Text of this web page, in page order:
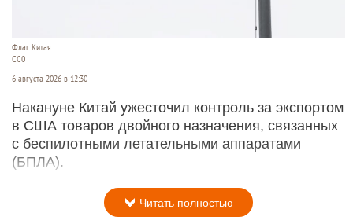
Флаг Китая.
CC0
6 августа 2026 в 12:30
Накануне Китай ужесточил контроль за экспортом
в США товаров двойного назначения, связанных
с беспилотными летательными аппаратами
(БПЛА).
Читать полностью